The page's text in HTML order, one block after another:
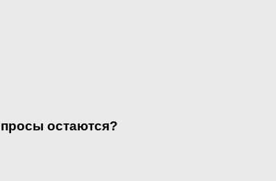
остаются?